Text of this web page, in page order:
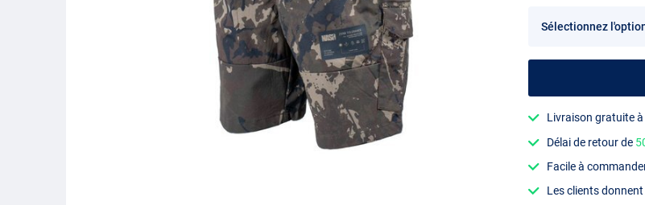
Livraison gratuite
Délai de retour de
Facile à
Les clients